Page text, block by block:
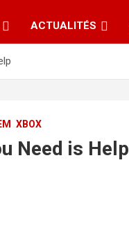
ACTUALITÉS
XBOX
Need is Help